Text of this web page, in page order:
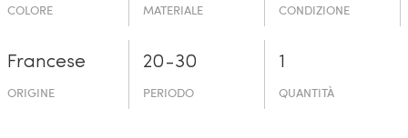
COLORE MATERIALE CONDIZIONE
Francese
ORIGINE
20-30
PERIODO
1
QUANTITÀ